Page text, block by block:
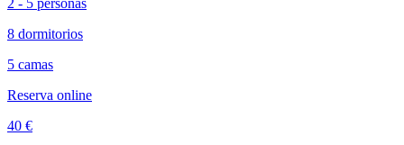
2 - 5 personas
8 dormitorios
5 camas
Reserva online
40 €